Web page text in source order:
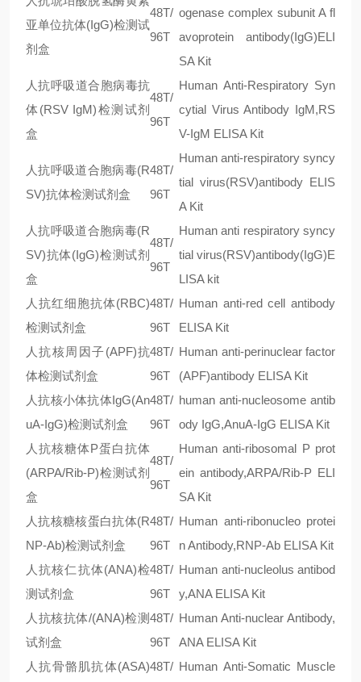
亚单位抗体(IgG)检测试
剂盒
48T/
96T
ogenase complex subunit A fl
avoprotein antibody(IgG)ELI
SA Kit
人抗呼吸道合胞病毒抗
体(RSV IgM)检测试剂
盒
48T/
96T
Human Anti-Respiratory Syn
cytial Virus Antibody IgM,RS
V-IgM ELISA Kit
人抗呼吸道合胞病毒(R
SV)抗体检测试剂盒
48T/
96T
Human anti-respiratory syncy
tial virus(RSV)antibody ELIS
A Kit
人抗呼吸道合胞病毒(R
SV)抗体(IgG)检测试剂
盒
48T/
96T
Human anti respiratory syncy
tial virus(RSV)antibody(IgG)E
LISA kit
人抗红细胞抗体(RBC)
检测试剂盒
48T/
96T
Human anti-red cell antibody
ELISA Kit
人抗核周因子(APF)抗
体检测试剂盒
48T/
96T
Human anti-perinuclear factor
(APF)antibody ELISA Kit
人抗核小体抗体IgG(An
uA-IgG)检测试剂盒
48T/
96T
human anti-nucleosome antib
ody IgG,AnuA-IgG ELISA Kit
人抗核糖体P蛋白抗体
(ARPA/Rib-P)检测试剂
盒
48T/
96T
Human anti-ribosomal P prot
ein antibody,ARPA/Rib-P ELI
SA Kit
人抗核糖核蛋白抗体(R
NP-Ab)检测试剂盒
48T/
96T
Human anti-ribonucleo protei
n Antibody,RNP-Ab ELISA Kit
人抗核仁抗体(ANA)检
测试剂盒
48T/
96T
Human anti-nucleolus antibod
y,ANA ELISA Kit
人抗核抗体/(ANA)检测
试剂盒
48T/
96T
Human Anti-nuclear Antibody,
ANA ELISA Kit
人抗骨骼肌抗体(ASA)48T/ Human Anti-Somatic Muscle